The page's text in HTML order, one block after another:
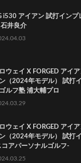
i530 アイアン 試打イン
石井良介
ウェイ X FORGED アイ
（2024年モデル） 試打
ルフ塾 浦大輔プロ
ウェイ X FORGED アイ
（2024年モデル） 試打
コアパーソナルゴルフ-